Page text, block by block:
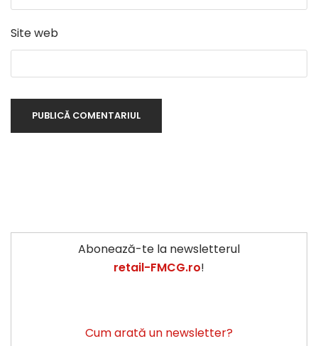
Site web
Abonează-te la newsletterul
retail-FMCG.ro!
Cum arată un newsletter?